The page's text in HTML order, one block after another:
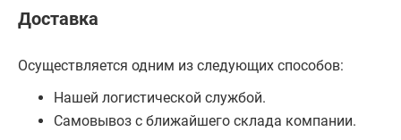
Доставка
Осуществляется одним из следующих способов:
Нашей логистической службой.
Самовывоз с ближайшего склада компании.